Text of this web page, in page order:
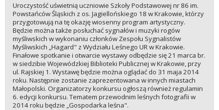
Uroczystość uświetnią uczniowie Szkoły Podstawowej nr 86 im.
Powstańców Śląskich z os. Jagiellońskiego 18 w Krakowie, którzy
przygotowują na tę okazję wiosenny program artystyczny.
Będzie można także posłuchać sygnałów i muzyki rogów
myśliwskich w wykonaniu członków Zespołu Sygnalistów
Myśliwskich „Hagard" z Wydziału Leśnego UR w Krakowie.
Finałowe spotkanie i otwarcie wystawy odbędzie się 21 marca br.
w siedzibie Wojewódzkiej Biblioteki Publicznej w Krakowie, przy
ul. Rajskiej 1. Wystawę będzie można oglądać do 31 maja 2014
roku. Następnie zostanie zaprezentowana w innych miastach
Małopolski. Organizatorzy konkursu ogłoszą również regulamin
6. edycji konkursu. Tematem przewodnim leśnych fotografii w
2014 roku będzie „Gospodarka leśna".